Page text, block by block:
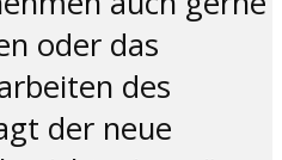
oder das
des
der neue